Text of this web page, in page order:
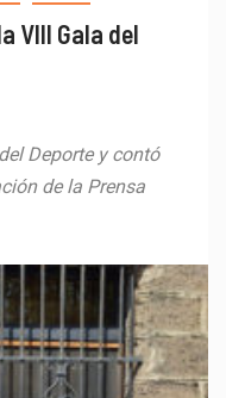
VIII Gala del
Deporte y contó
de la Prensa